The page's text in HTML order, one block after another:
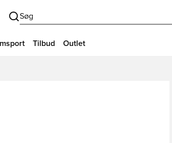
Søg
Tilbud Outlet